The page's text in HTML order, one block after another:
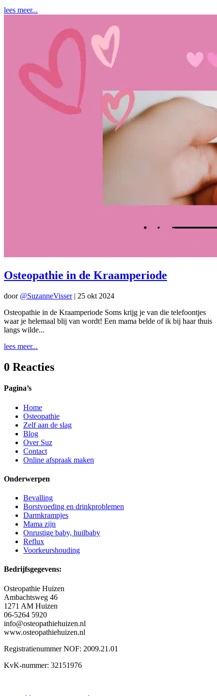
lees meer...
Osteopathie in de Kraamperiode
door @SuzanneVisser| 25 okt 2024
Osteopathie in de Kraamperiode Soms krijg je van die telefoontjes
waar je helemaal blij van wordt! Een mama belde of ik bij haar thuis
langs wilde...
lees meer...
0 Reacties
Pagina’s
Home
Osteopathie
Zelf aan de slag
Blog
Over Suz
Contact
Online afspraak maken
Onderwerpen
Bevalling
Borstvoeding en drinkproblemen
Darmkrampjes
Mama zijn
Onrustige baby, huilbaby
Reflux
Voorkeurshouding
Bedrijfsgegevens:
Osteopathie Huizen
Ambachtsweg 46
1271 AM Huizen
06-5264 5920
info@osteopathiehuizen.nl
www.osteopathiehuizen.nl
Registratienummer NOF: 2009.21.01
KvK-nummer: 32151976